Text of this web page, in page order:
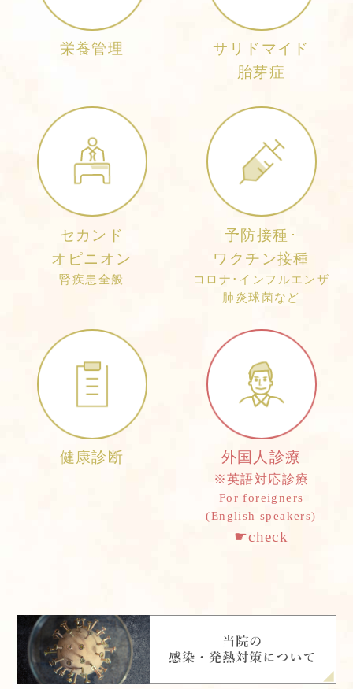
栄養管理
サリドマイド
胎芽症
セカンド
オピニオン
腎疾患全般
予防接種 ･
ワクチン接種
コロナ･インフルエンザ
肺炎球菌など
健康診断 外国人診療
※英語対応診療
For foreigners
(English speakers)